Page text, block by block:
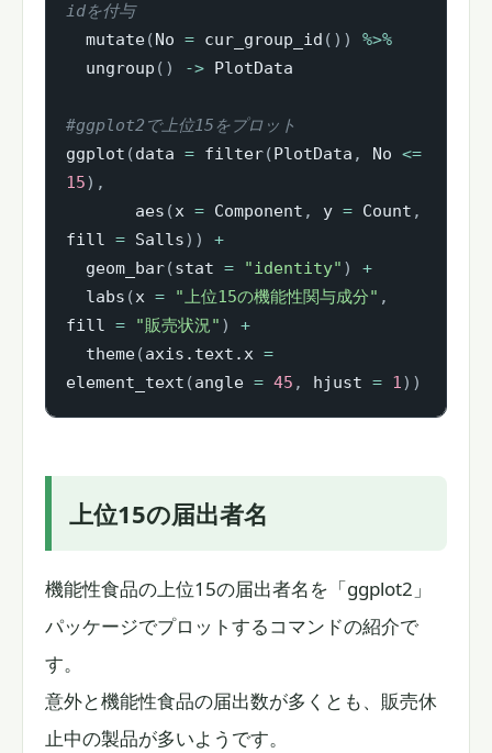
idを付与
  mutate
(No = cur_group_id ( ) )
%>%
  ungroup
( ) -> PlotData
#ggplot2で上位15をプロット
ggplot (data = filter(PlotData , No <=
15) ,
       aes
(x = Component , y = Count ,
fill = Salls) )
+
  geom_bar
(stat = "identity" )
+
  labs
(x = "上位15の機能性関与成分" ,
fill = "販売状況" )
+
  theme
(axis.text.x =
element_text (angle = 45 , hjust = 1) )
上位15の届出者名
機能性食品の上位15の届出者名を「ggplot2」
パッケージでプロットするコマンドの紹介で
す。
意外と機能性食品の届出数が多くとも、販売休
止中の製品が多いようです。